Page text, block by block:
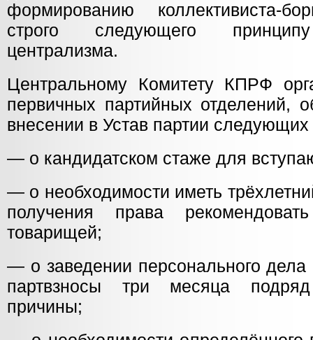
формированию коллективиста-
строго следующего принципу
централизма.
Центральному Комитету КПРФ
первичных партийных отделений,
внесении в Устав партии
— о кандидатском стаже для
— о необходимости иметь
получения права
товарищей;
— о заведении персонального
партвзносы три месяца
причины;